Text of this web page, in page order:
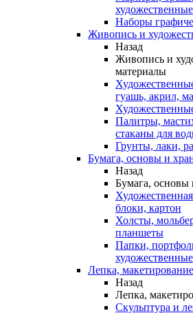
художественные
Наборы
Живопись и
Назад
Живопись и
материалы
гуашь, акрил,
Палитры,
стаканы для
Грунты, лаки,
Бумага, основы и
Назад
Бумага, основы
блоки, картон
Холсты,
планшеты
Папки,
Лепка,
Назад
Лепка,
Скульптура и